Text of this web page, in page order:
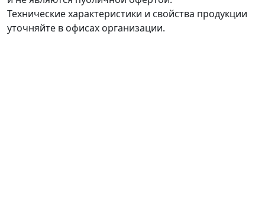
Технические характеристики и свойства продукции
уточняйте в офисах организации.